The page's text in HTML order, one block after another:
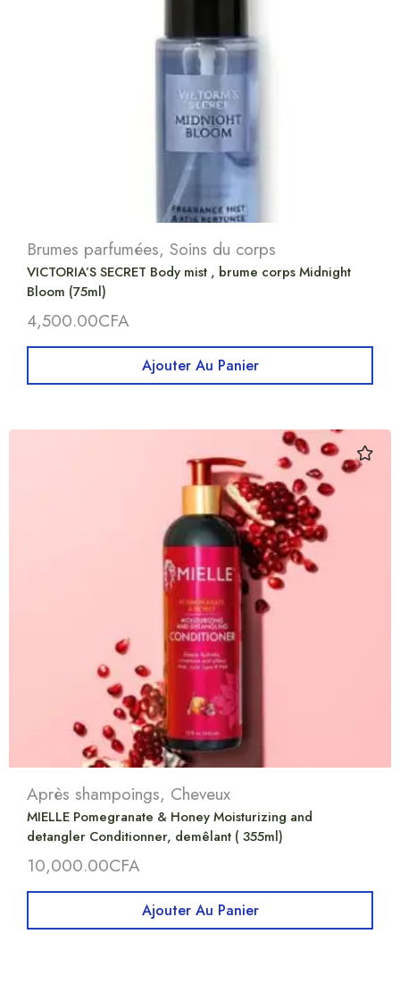
Brumes parfumées, Soins du corps
VICTORIA’S SECRET Body mist , brume corps Midnight
Bloom (75ml)
4,500.00CFA
Ajouter Au Panier
Après shampoings, Cheveux
MIELLE Pomegranate & Honey Moisturizing and
detangler Conditionner, demêlant ( 355ml)
10,000.00CFA
Ajouter Au Panier